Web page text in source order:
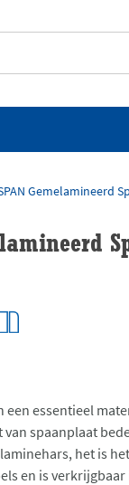
Gemelamineerd
een essentieel
spaanplaat
het is
en is